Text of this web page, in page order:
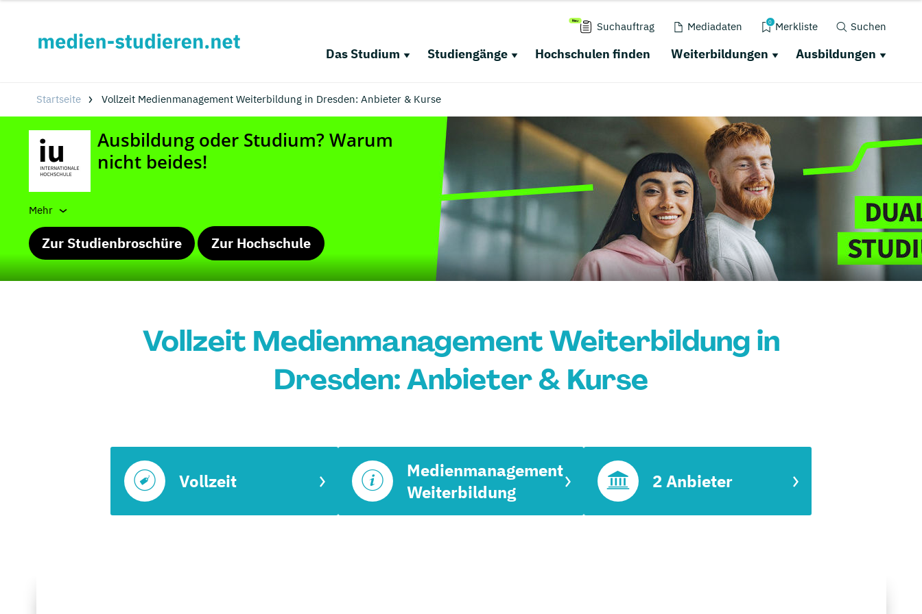
Suchauftrag Mediadaten 0 Merkliste Suchen
Das Studium Studiengänge Hochschulen finden Weiterbildungen Ausbildungen
Startseite Vollzeit Medienmanagement Weiterbildung in Dresden: Anbieter & Kurse
Mehr
Zur Studienbroschüre Zur Hochschule
Vollzeit Medienmanagement Weiterbildung in
Dresden: Anbieter & Kurse
Vollzeit
Medienmanagement
Weiterbildung
2 Anbieter